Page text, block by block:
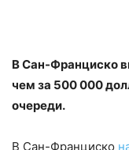
В Сан-Франциско
чем за 500 000
очереди.
В Сан-Франциско